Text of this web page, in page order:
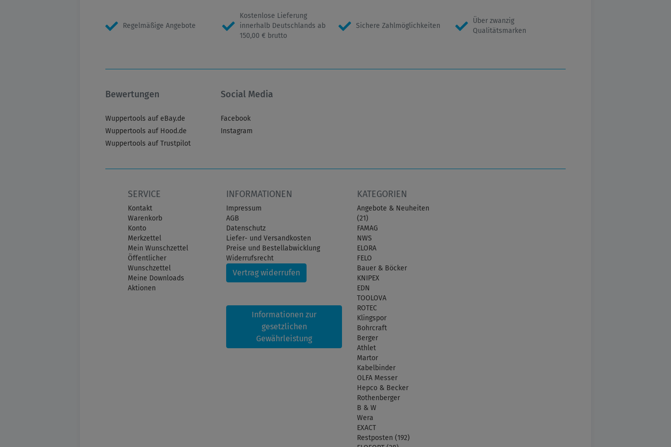
Regelmäßige Angebote
Kostenlose Lieferung
innerhalb Deutschlands ab
150,00 € brutto
Sichere Zahlmöglichkeiten
Über zwanzig
Qualitätsmarken
Bewertungen
Wuppertools auf eBay.de
Wuppertools auf Hood.de
Wuppertools auf Trustpilot
Social Media
Facebook
Instagram
SERVICE
Kontakt
Warenkorb
Konto
Merkzettel
Mein Wunschzettel
Öffentlicher
Wunschzettel
Meine Downloads
Aktionen
INFORMATIONEN
Impressum
AGB
Datenschutz
Liefer- und Versandkosten
Preise und Bestellabwicklung
Widerrufsrecht
Vertrag widerrufen
Informationen zur
gesetzlichen
Gewährleistung
KATEGORIEN
Angebote & Neuheiten
(21)
FAMAG
NWS
ELORA
FELO
Bauer & Böcker
KNIPEX
EDN
TOOLOVA
ROTEC
Klingspor
Bohrcraft
Berger
Athlet
Martor
Kabelbinder
OLFA Messer
Hepco & Becker
Rothenberger
B & W
Wera
EXACT
Restposten (192)